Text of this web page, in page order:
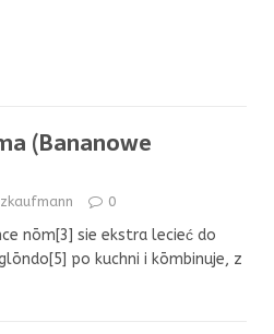
(Bananowe
0
nōm[3] sie ekstra lecieć do
po kuchni i kōmbinuje, z